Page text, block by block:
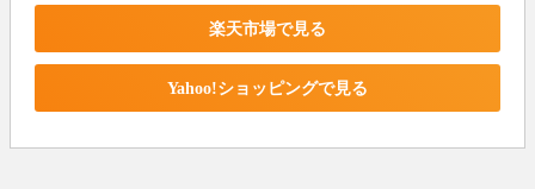
楽天市場で見る
Yahoo!ショッピングで見る